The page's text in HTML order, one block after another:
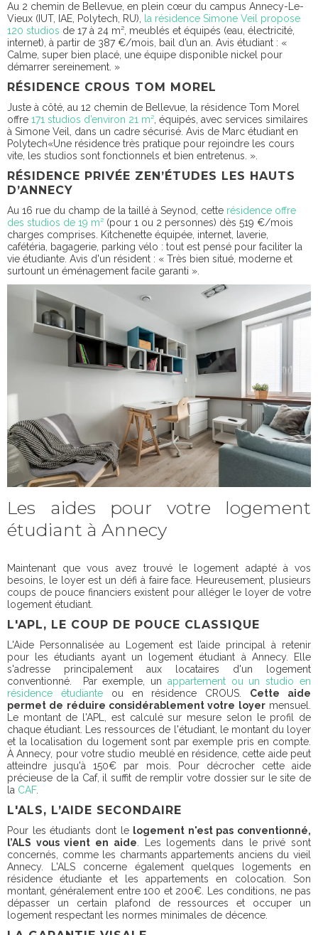
Au 2 chemin de Bellevue, en plein cœur du campus Annecy-Le-
Vieux (IUT, IAE, Polytech, RU),
la résidence Simone Veil propose
120 studios de 17 à 24 m², meublés et équipés (eau, électricité,
internet), à partir de 387 €/mois, bail d’un an. Avis étudiant : «
Calme, super bien placé, une équipe disponible nickel pour
démarrer sereinement. »
RÉSIDENCE CROUS TOM MOREL
Juste à côté, au 12 chemin de Bellevue, la résidence Tom Morel
offre 171 studios d’environ 21 m² , équipés, avec services similaires
à Simone Veil, dans un cadre sécurisé. Avis de Marc étudiant en
Polytech«Une résidence très pratique pour rejoindre les cours
vite, les studios sont fonctionnels et bien entretenus. ».
RÉSIDENCE PRIVÉE ZEN’ÉTUDES LES HAUTS
D’ANNECY
Au 16 rue du champ de la taillé à Seynod, cette résidence offre
des studios de 19 m² (pour 1 ou 2 personnes) dès 519 €/mois
charges comprises. Kitchenette équipée, internet, laverie,
cafétéria, bagagerie, parking vélo : tout est pensé pour faciliter la
vie étudiante. Avis d'un résident : « Très bien situé, moderne et
surtount un éménagement facile garanti ».
Les aides pour votre logement
étudiant à Annecy
Maintenant que vous avez trouvé le logement adapté à vos
besoins, le loyer est un défi à faire face. Heureusement, plusieurs
coups de pouce financiers existent pour alléger le loyer de votre
logement étudiant.
L'APL, LE COUP DE POUCE CLASSIQUE
L'Aide Personnalisée au Logement est l’aide principal à retenir
pour les étudiants ayant un logement étudiant à Annecy. Elle
s'adresse principalement aux locataires d'un logement
conventionné. Par exemple, un appartement ou un studio en
résidence étudianteou en résidence CROUS. Cette aide
permet de réduire considérablement votre loyermensuel.
Le montant de l'APL, est calculé sur mesure selon le profil de
chaque étudiant. Les ressources de l'étudiant, le montant du loyer
et la localisation du logement sont par exemple pris en compte.
À Annecy, pour votre studio meublé en résidence, cette aide peut
atteindre jusqu'à 150€ par mois. Pour décrocher cette aide
précieuse de la Caf, il suffit de remplir votre dossier sur le site de
la CAF.
L'ALS, L’AIDE SECONDAIRE
Pour les étudiants dont le logement n'est pas conventionné,
l’ALS vous vient en aide. Les logements dans le privé sont
concernés, comme les charmants appartements anciens du vieil
Annecy. L'ALS concerne également quelques logements en
résidence étudiante et les appartements en colocation. Son
montant, généralement entre 100 et 200€. Les conditions, ne pas
dépasser un certain plafond de ressources et occuper un
logement respectant les normes minimales de décence.